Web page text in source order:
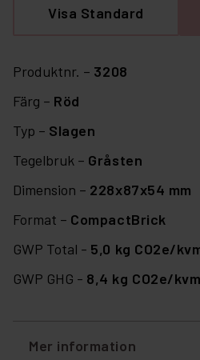
Visa Standard
Produktnr. – 3208
Färg – Röd
Typ – Slagen
Tegelbruk – Gråsten
Dimension – 228x87x54 mm
Format – CompactBrick
GWP Total - 5,0 kg CO2e/
GWP GHG - 8,4 kg CO2e/
Mer information